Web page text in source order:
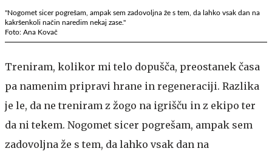
"Nogomet sicer pogrešam, ampak sem zadovoljna že s tem, da lahko vsak dan na
kakršenkoli način naredim nekaj zase."
Foto: Ana Kovač
Treniram, kolikor mi telo dopušča, preostanek časa
pa namenim pripravi hrane in regeneraciji. Razlika
je le, da ne treniram z žogo na igrišču in z ekipo ter
da ni tekem. Nogomet sicer pogrešam, ampak sem
zadovoljna že s tem, da lahko vsak dan na